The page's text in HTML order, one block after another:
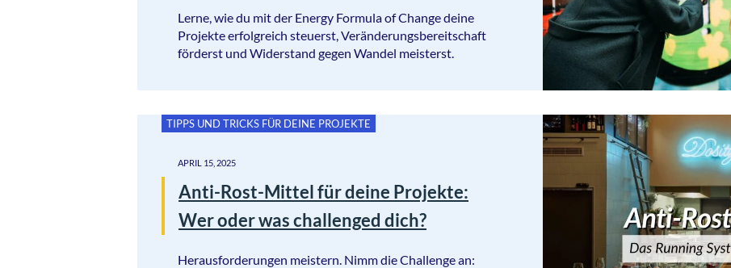
Lerne, wie du mit der Energy Formula of Change deine
Projekte erfolgreich steuerst, Veränderungsbereitschaft
förderst und Widerstand gegen Wandel meisterst.
TIPPS UND TRICKS FÜR DEINE PROJEKTE
APRIL 15, 2025
Anti-Rost-Mittel für deine Projekte:
Wer oder was challenged dich?
Herausforderungen meistern. Nimm die Challenge an: